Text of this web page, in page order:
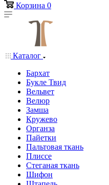
Корзина 0
Каталог
Бархат
Букле Твид
Вельвет
Велюр
Замша
Кружево
Органза
Пайетки
Пальтовая ткань
Плиссе
Стеганая ткань
Шифон